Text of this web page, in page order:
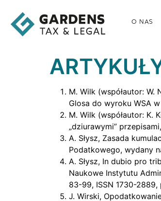
O NAS
M. Wilk (współautor:
Glosa do wyroku WSA
M. Wilk (współautor: K.
„dziurawymi”
A. Słysz, Zasada
Podatkowego, wydany
A. Słysz, In dubio pro
Naukowe Instytutu
83-99, ISSN 1730-2889,
J. Wirski,